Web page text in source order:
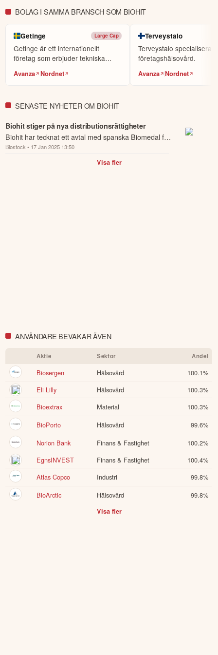
dina investeringar kan gå upp eller ner. Du riskerar ditt kapital.
BOLAG I SAMMA BRANSCH SOM BIOHIT
Getinge Large Cap
Getinge är ett internationellt
företag som erbjuder tekniska
Avanza Nordnet
Terveystalo
Terveystalo specialiserar
företagshälsovård.
Avanza Nordnet
SENASTE NYHETER OM BIOHIT
Biohit stiger på nya distributionsrättigheter
Biohit har tecknat ett avtal med spanska Biomedal för
distribution av deras diagnostiska tester i Europa.
Biostock • 17 Jan 2025 13:50
Visa fler
ANVÄNDARE BEVAKAR ÄVEN
Aktie Sektor Andel
Biosergen Hälsovård 100.1%
Eli Lilly
Hälsovård 100.3%
Bioextrax
Material 100.3%
BioPorto
Hälsovård 99.6%
Norion Bank
Finans & Fastighet 100.2%
EgnsINVEST
Finans & Fastighet 100.4%
Atlas Copco
Industri 99.8%
BioArctic
Hälsovård 99.8%
Visa fler